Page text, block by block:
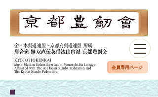
全日本剣道連盟・京都府剣道連盟 所属
居合道 無双直伝英信流山内派 京都豊剣会
KYOTO HOKENKAI
Muso Jikiden Eishin-Ryu Iaido, Yamauchi-Ha Lineage​
Affiliated with The All Japan Kendo Federation and
The Kyoto Kendo Federation
会員専用ページ